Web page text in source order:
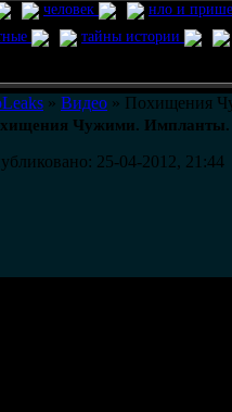
человек
нло и
тайны истории
» Видео » Похищения
Чужими. Импланты.
25-04-2012, 21:44